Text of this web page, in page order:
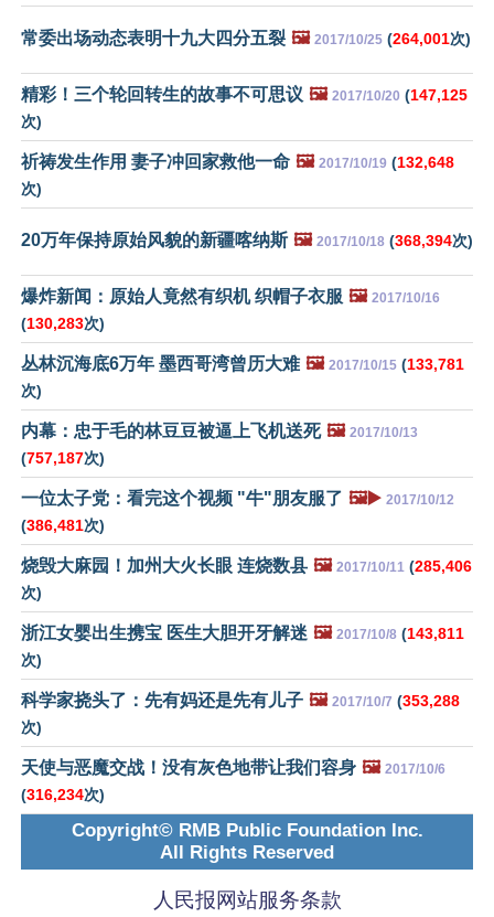
常委出场动态表明十九大四分五裂 🖼️ 2017/10/25 (264,001次)
精彩！三个轮回转生的故事不可思议 🖼️ 2017/10/20 (147,125
次)
祈祷发生作用 妻子冲回家救他一命 🖼️ 2017/10/19 (132,648
次)
20万年保持原始风貌的新疆喀纳斯 🖼️ 2017/10/18 (368,394次)
爆炸新闻：原始人竟然有织机 织帽子衣服 🖼️ 2017/10/16
(130,283次)
丛林沉海底6万年 墨西哥湾曾历大难 🖼️ 2017/10/15 (133,781
次)
内幕：忠于毛的林豆豆被逼上飞机送死 🖼️ 2017/10/13
(757,187次)
一位太子党：看完这个视频 "牛"朋友服了 🖼️▶️ 2017/10/12
(386,481次)
烧毁大麻园！加州大火长眼 连烧数县 🖼️ 2017/10/11 (285,406
次)
浙江女婴出生携宝 医生大胆开牙解迷 🖼️ 2017/10/8 (143,811
次)
科学家挠头了：先有妈还是先有儿子 🖼️ 2017/10/7 (353,288
次)
天使与恶魔交战！没有灰色地带让我们容身 🖼️ 2017/10/6
(316,234次)
Copyright© RMB Public Foundation Inc.
All Rights Reserved
人民报网站服务条款